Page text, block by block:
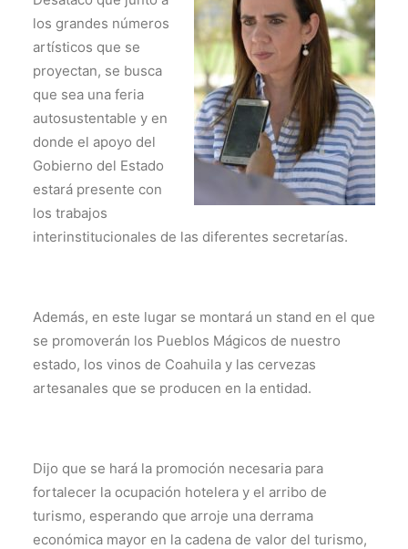
los grandes números
artísticos que se
proyectan, se busca
que sea una feria
autosustentable y en
donde el apoyo del
Gobierno del Estado
estará presente con
los trabajos
interinstitucionales de las diferentes secretarías.
Además, en este lugar se montará un stand en el que
se promoverán los Pueblos Mágicos de nuestro
estado, los vinos de Coahuila y las cervezas
artesanales que se producen en la entidad.
Dijo que se hará la promoción necesaria para
fortalecer la ocupación hotelera y el arribo de
turismo, esperando que arroje una derrama
económica mayor en la cadena de valor del turismo,